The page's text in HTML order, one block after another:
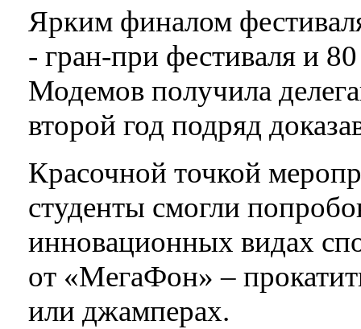
Ярким финалом
- гран-при фестиваля и
Модемов получила
второй год подряд
Красочной точкой
студенты смогли
инновационных видах
от «МегаФон» –
или джамперах.